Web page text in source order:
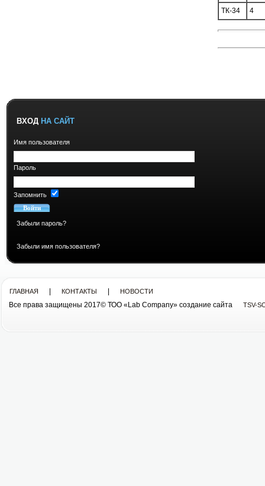
ТК-34 4
ВХОД НА САЙТ
Имя пользователя
Пароль
Запомнить
Забыли пароль?
Забыли имя пользователя?
ГЛАВНАЯ КОНТАКТЫ НОВОСТИ
Все права защищены 2017© ТОО «Lab Company» cоздание сайта TSV-